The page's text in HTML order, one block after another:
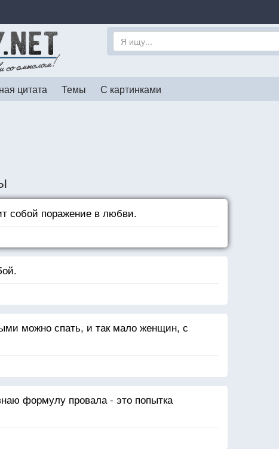
цитата Темы С картинками
собой поражение в любви.
можно спать, и так мало женщин, с
формулу провала - это попытка